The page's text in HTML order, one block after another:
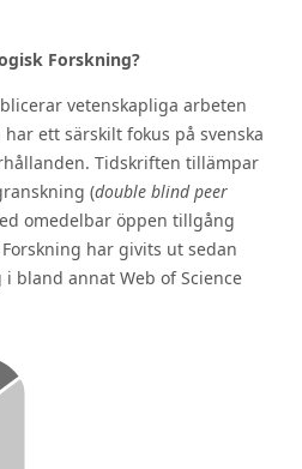
Forskning?
vetenskapliga arbeten
ett särskilt fokus på svenska
Tidskriften tillämpar
(double blind peer
omedelbar öppen tillgång
Forskning har givits ut sedan
bland annat Web of Science